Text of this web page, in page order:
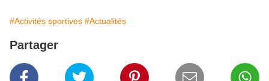
#Activités sportives #Actualités
Partager